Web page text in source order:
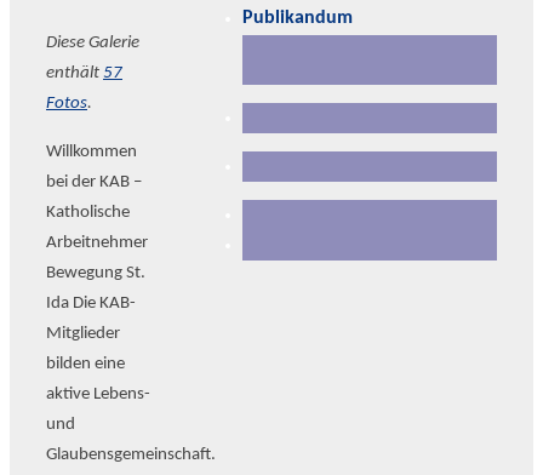
Diese Galerie
enthält 57
Fotos.
Willkommen
bei der KAB –
Katholische
Arbeitnehmer
Bewegung St.
Ida Die KAB-
Mitglieder
bilden eine
aktive Lebens-
und
Glaubensgemeinschaft.
Publikandum